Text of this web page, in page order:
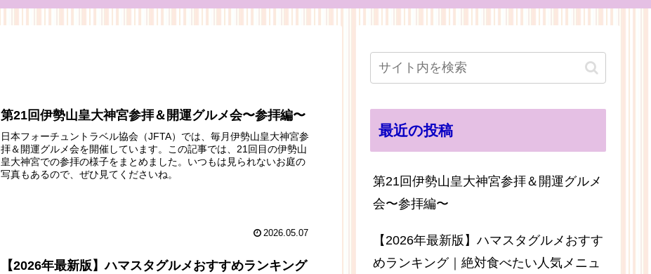
第21回伊勢山皇大神宮参拝＆開運グルメ会〜参拝編〜
日本フォーチュントラベル協会（JFTA）では、毎月伊勢山皇大神宮参
拝＆開運グルメ会を開催しています。この記事では、21回目の伊勢山
皇大神宮での参拝の様子をまとめました。いつもは見られないお庭の
写真もあるので、ぜひ見てくださいね。
2026.05.07
【2026年最新版】ハマスタグルメおすすめランキング
最近の投稿
第21回伊勢山皇大神宮参拝＆開運グルメ
会〜参拝編〜
【2026年最新版】ハマスタグルメおすす
めランキング｜絶対食べたい人気メニュ